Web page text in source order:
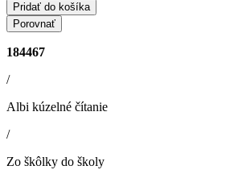
Pridať do košíka
Porovnať
184467
/
Albi kúzelné čítanie
/
Zo škôlky do školy